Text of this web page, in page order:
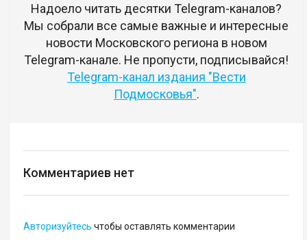
Надоело читать десятки Telegram-каналов?
Мы собрали все самые важные и интересные
новости Московского региона в новом
Telegram-канале. Не пропусти, подписывайся!
Telegram-канал издания "Вести
Подмосковья".
Комментариев нет
Авторизуйтесь чтобы оставлять комментарии